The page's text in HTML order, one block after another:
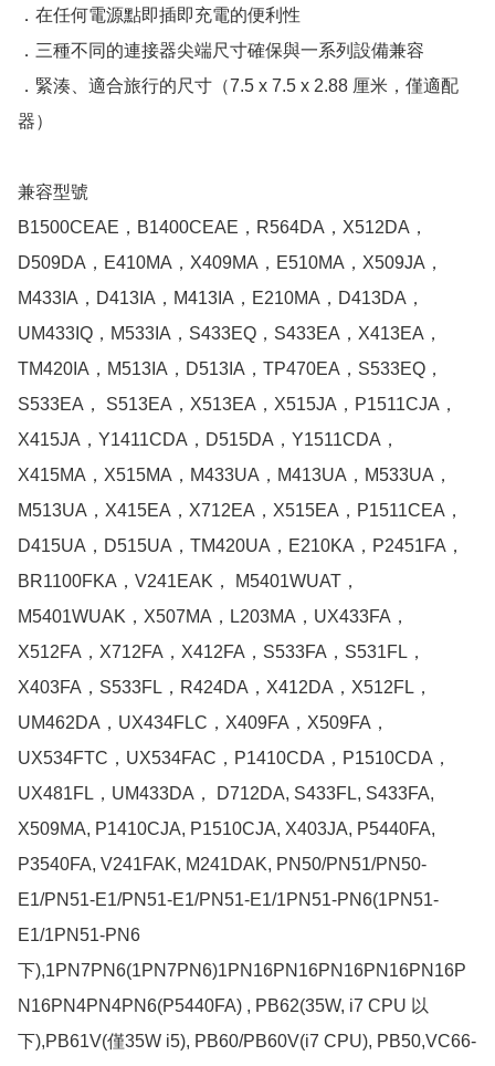
．在任何電源點即插即充電的便利性
．三種不同的連接器尖端尺寸確保與一系列設備兼容
．緊湊、適合旅行的尺寸（7.5 x 7.5 x 2.88 厘米，僅適配
器）
兼容型號
B1500CEAE，B1400CEAE，R564DA，X512DA，
D509DA，E410MA，X409MA，E510MA，X509JA，
M433IA，D413IA，M413IA，E210MA，D413DA，
UM433IQ，M533IA，S433EQ，S433EA，X413EA，
TM420IA，M513IA，D513IA，TP470EA，S533EQ，
S533EA， S513EA，X513EA，X515JA，P1511CJA，
X415JA，Y1411CDA，D515DA，Y1511CDA，
X415MA，X515MA，M433UA，M413UA，M533UA，
M513UA，X415EA，X712EA，X515EA，P1511CEA，
D415UA，D515UA，TM420UA，E210KA，P2451FA，
BR1100FKA，V241EAK， M5401WUAT，
M5401WUAK，X507MA，L203MA，UX433FA，
X512FA，X712FA，X412FA，S533FA，S531FL，
X403FA，S533FL，R424DA，X412DA，X512FL，
UM462DA，UX434FLC，X409FA，X509FA，
UX534FTC，UX534FAC，P1410CDA，P1510CDA，
UX481FL，UM433DA， D712DA, S433FL, S433FA,
X509MA, P1410CJA, P1510CJA, X403JA, P5440FA,
P3540FA, V241FAK, M241DAK, PN50/PN51/PN50-
E1/PN51-E1/PN51-E1/PN51-E1/1PN51-PN6(1PN51-
E1/1PN51-PN6
下),1PN7PN6(1PN7PN6)1PN16PN16PN16PN16PN16P
N16PN4PN4PN6(P5440FA) , PB62(35W, i7 CPU 以
下),PB61V(僅35W i5), PB60/PB60V(i7 CPU), PB50,VC66-